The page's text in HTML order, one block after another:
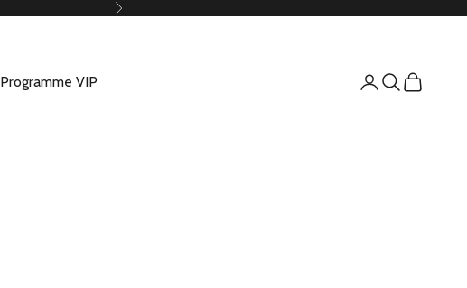
Suivant
Programme VIP Connexion
Recherche
Panier